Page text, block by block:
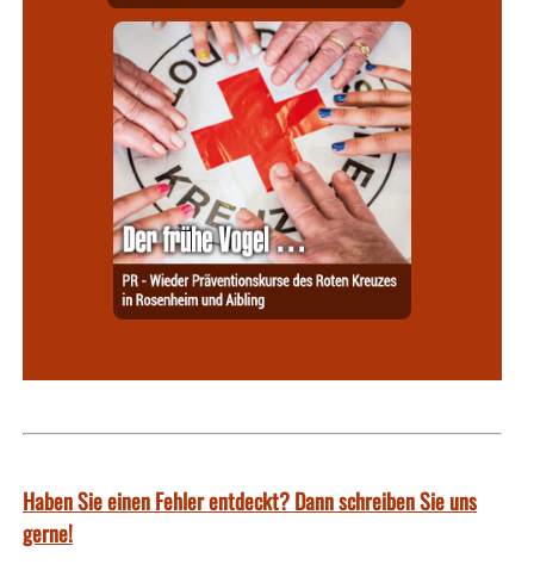
Haben Sie einen Fehler entdeckt? Dann schreiben Sie uns
gerne!